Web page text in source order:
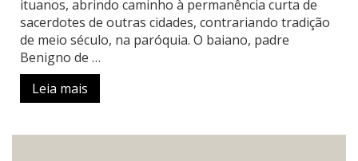
ituanos, abrindo caminho à permanência curta de
sacerdotes de outras cidades, contrariando tradição
de meio século, na paróquia. O baiano, padre
Benigno de …
Leia mais